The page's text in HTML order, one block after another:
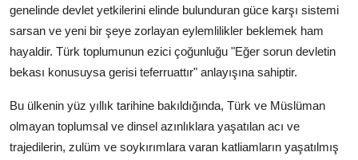
genelinde devlet yetkilerini elinde bulunduran güce karşı sistemi
sarsan ve yeni bir şeye zorlayan eylemlilikler beklemek ham
hayaldir. Türk toplumunun ezici çoğunluğu "Eğer sorun devletin
bekası konusuysa gerisi teferruattır" anlayışına sahiptir.
Bu ülkenin yüz yıllık tarihine bakıldığında, Türk ve Müslüman
olmayan toplumsal ve dinsel azınlıklara yaşatılan acı ve
trajedilerin, zulüm ve soykırımlara varan katliamların yaşatılmış